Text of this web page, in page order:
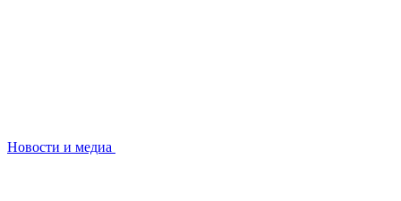
Новости и медиа